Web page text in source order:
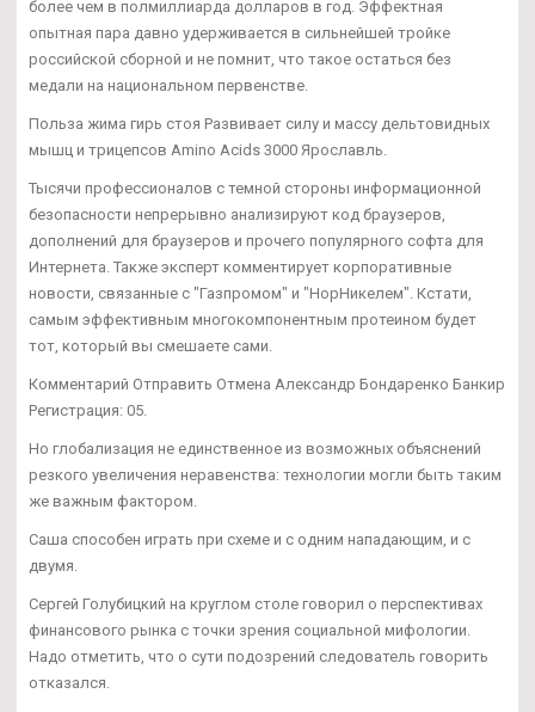
более чем в полмиллиарда долларов в год. Эффектная
опытная пара давно удерживается в сильнейшей тройке
российской сборной и не помнит, что такое остаться без
медали на национальном первенстве.
Польза жима гирь стоя Развивает силу и массу дельтовидных
мышц и трицепсов Amino Acids 3000 Ярославль.
Тысячи профессионалов с темной стороны информационной
безопасности непрерывно анализируют код браузеров,
дополнений для браузеров и прочего популярного софта для
Интернета. Также эксперт комментирует корпоративные
новости, связанные с "Газпромом" и "НорНикелем". Кстати,
самым эффективным многокомпонентным протеином будет
тот, который вы смешаете сами.
Комментарий Отправить Отмена Александр Бондаренко Банкир
Регистрация: 05.
Но глобализация не единственное из возможных объяснений
резкого увеличения неравенства: технологии могли быть таким
же важным фактором.
Саша способен играть при схеме и с одним нападающим, и с
двумя.
Сергей Голубицкий на круглом столе говорил о перспективах
финансового рынка с точки зрения социальной мифологии.
Надо отметить, что о сути подозрений следователь говорить
отказался.